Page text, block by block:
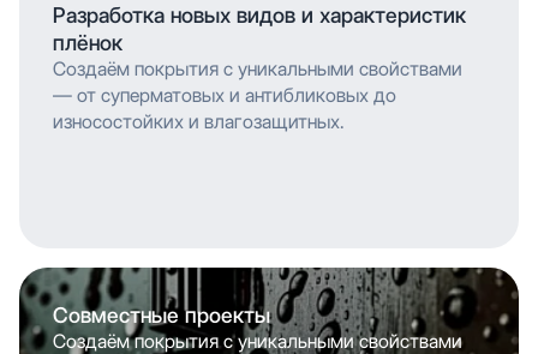
Разработка новых видов и характеристик
плёнок
Создаём покрытия с уникальными свойствами
— от суперматовых и антибликовых до
износостойких и влагозащитных.
Совместные проекты
Создаём покрытия с уникальными свойствами